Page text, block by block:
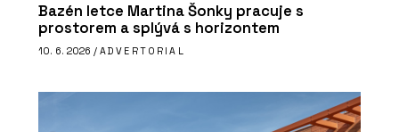
Bazén letce Martina Šonky pracuje s
prostorem a splývá s horizontem
10. 6. 2026 / ADVERTORIAL